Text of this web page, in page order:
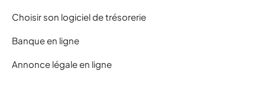
Choisir son logiciel de trésorerie
Banque en ligne
Annonce légale en ligne